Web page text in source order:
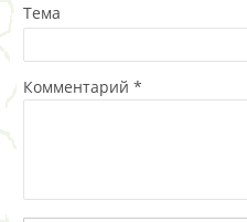
Тема
Комментарий *